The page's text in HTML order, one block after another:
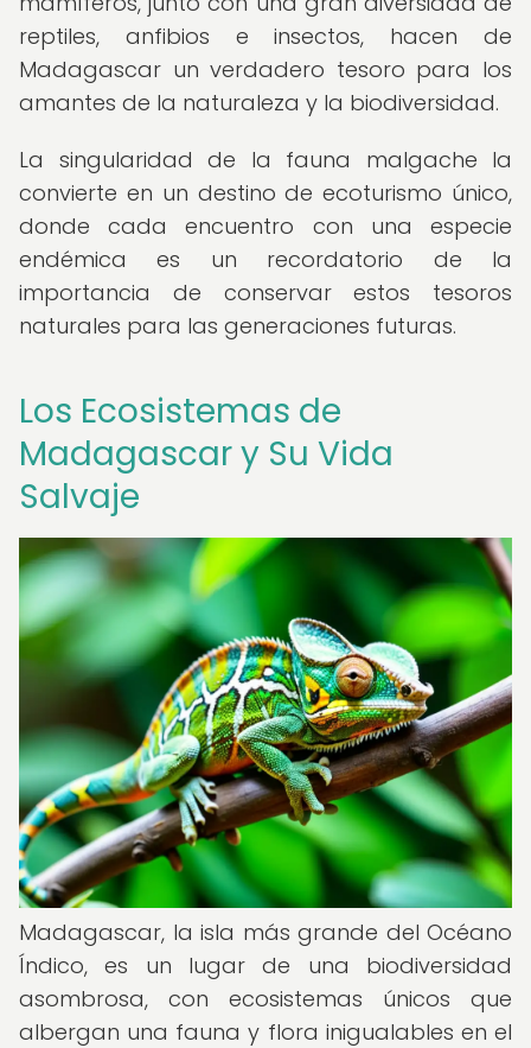
reptiles, anfibios e insectos, hacen de
Madagascar un verdadero tesoro para los
amantes de la naturaleza y la biodiversidad.
La singularidad de la fauna malgache la
convierte en un destino de ecoturismo único,
donde cada encuentro con una especie
endémica es un recordatorio de la
importancia de conservar estos tesoros
naturales para las generaciones futuras.
Los Ecosistemas de
Madagascar y Su Vida
Salvaje
Madagascar, la isla más grande del Océano
Índico, es un lugar de una biodiversidad
asombrosa, con ecosistemas únicos que
albergan una fauna y flora inigualables en el